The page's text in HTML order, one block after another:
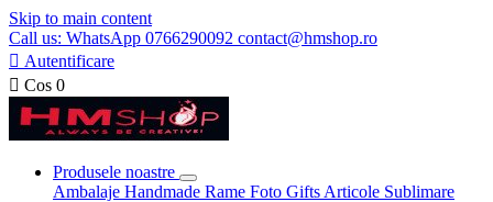
Skip to main content
Call us: WhatsApp 0766290092 contact@hmshop.ro
 Autentificare
 Cos 0
Produsele noastre
Ambalaje Handmade Rame Foto Gifts Articole Sublimare